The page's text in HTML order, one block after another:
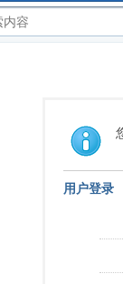
用户登录